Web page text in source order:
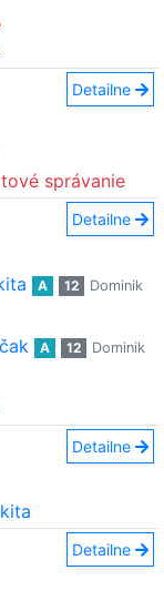
Detailne
správanie
Detailne
A 12
Dominik
A 12
Dominik
Detailne
Detailne